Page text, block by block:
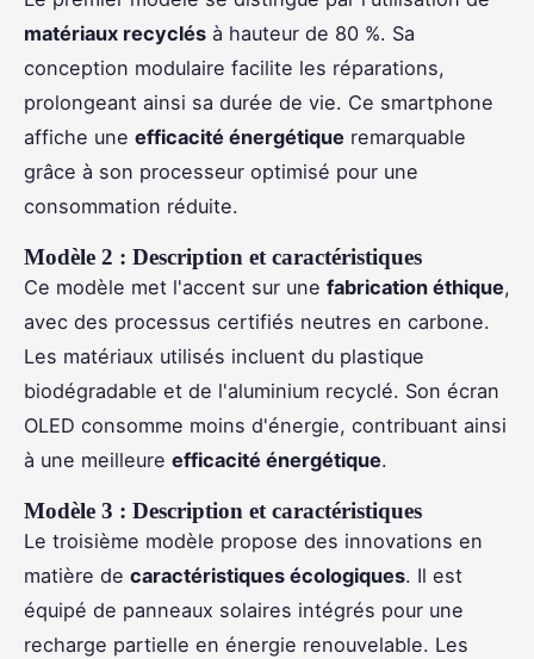
matériaux recyclés à hauteur de 80 %. Sa
conception modulaire facilite les réparations,
prolongeant ainsi sa durée de vie. Ce smartphone
affiche une efficacité énergétique remarquable
grâce à son processeur optimisé pour une
consommation réduite.
Modèle 2 : Description et caractéristiques
Ce modèle met l'accent sur une fabrication éthique,
avec des processus certifiés neutres en carbone.
Les matériaux utilisés incluent du plastique
biodégradable et de l'aluminium recyclé. Son écran
OLED consomme moins d'énergie, contribuant ainsi
à une meilleure efficacité énergétique.
Modèle 3 : Description et caractéristiques
Le troisième modèle propose des innovations en
matière de caractéristiques écologiques. Il est
équipé de panneaux solaires intégrés pour une
recharge partielle en énergie renouvelable. Les